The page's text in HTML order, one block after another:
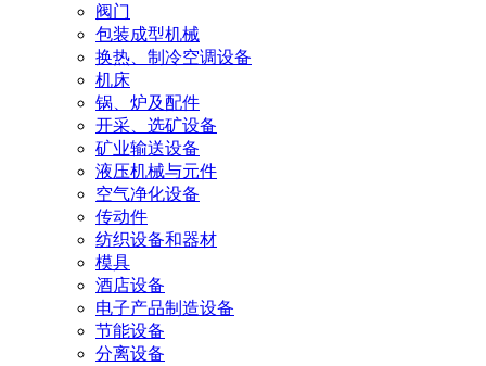
阀门
包装成型机械
换热、制冷空调设备
机床
锅、炉及配件
开采、选矿设备
矿业输送设备
液压机械与元件
空气净化设备
传动件
纺织设备和器材
模具
酒店设备
电子产品制造设备
节能设备
分离设备